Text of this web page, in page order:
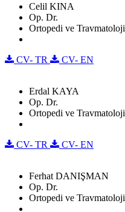
Celil KINA
Op. Dr.
Ortopedi ve Travmatoloji
CV- TR CV- EN
Erdal KAYA
Op. Dr.
Ortopedi ve Travmatoloji
CV- TR CV- EN
Ferhat DANIŞMAN
Op. Dr.
Ortopedi ve Travmatoloji